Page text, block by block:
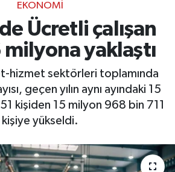
EKONOMI
Ücretli çalışan
milyona yaklaştı
hizmet sektörleri toplamında
geçen yılın aynı ayındaki 15
kişiden 15 milyon 968 bin 711
kişiye yükseldi.